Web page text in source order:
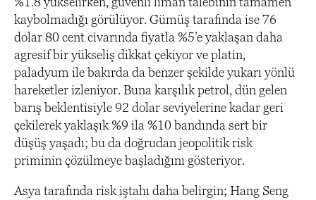
kaybolmadığı görülüyor. Gümüş tarafında ise 76
dolar 80 cent civarında fiyatla %5’e yaklaşan daha
agresif bir yükseliş dikkat çekiyor ve platin,
paladyum ile bakırda da benzer şekilde yukarı yönlü
hareketler izleniyor. Buna karşılık petrol, dün gelen
barış beklentisiyle 92 dolar seviyelerine kadar geri
çekilerek yaklaşık %9 ila %10 bandında sert bir
düşüş yaşadı; bu da doğrudan jeopolitik risk
priminin çözülmeye başladığını gösteriyor.
Asya tarafında risk iştahı daha belirgin; Hang Seng